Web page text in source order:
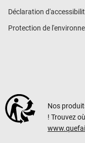
Déclaration
Protection de
Nos
! Trouvez